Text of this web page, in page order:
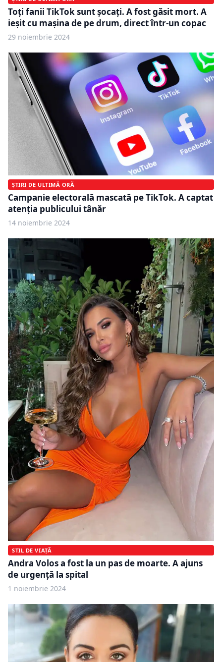
Toți fanii TikTok sunt șocați. A fost găsit mort. A
ieșit cu mașina de pe drum, direct într-un copac
29 noiembrie 2024
ȘTIRI DE ULTIMĂ ORĂ
Campanie electorală mascată pe TikTok. A captat
atenția publicului tânăr
14 noiembrie 2024
STIL DE VIAȚĂ
Andra Volos a fost la un pas de moarte. A ajuns
de urgență la spital
1 noiembrie 2024